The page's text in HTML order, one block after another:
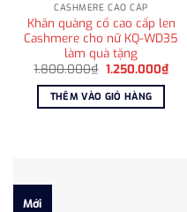
CASHMERE CAO CẤP
Khăn quàng cổ cao cấp len
Cashmere cho nữ KQ-WD35
làm quà tặng
1.800.000₫ Giá
là:
1.800.000₫.
1.250.000₫Giá
hiện
THÊM VÀO GIỎ HÀNG
Mới